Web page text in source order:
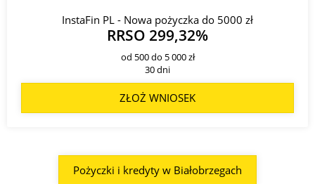
InstaFin PL - Nowa pożyczka do 5000 zł
RRSO 299,32%
od 500 do 5 000 zł
30 dni
ZŁOŻ WNIOSEK
Pożyczki i kredyty w Białobrzegach